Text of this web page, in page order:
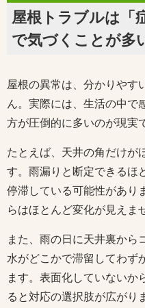
屋根トラブルは「
で気づくことが多
屋根の異常は、分かりやす
ん。実際には、生活の中で
方が圧倒的に多いのが現実
たとえば、天井の角だけが
す。雨漏りと断定できるほ
停滞している可能性があり
らはほとんど変化が見えま
また、雨の日に天井裏から
水がどこかで滞留してわず
ます。表面化していないか
ると対応の選択肢が広がり